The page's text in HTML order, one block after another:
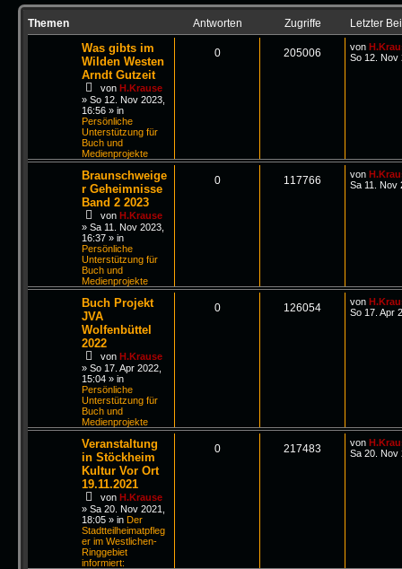
Themen Antworten Zugriffe Letzter
Was gibts im
Wilden Westen
Arndt Gutzeit
von H.Krause
» So 12. Nov 2023,
16:56 » in
Persönliche
Unterstützung für
Buch und
Medienprojekte
0 205006 von
So 12. Nov
Braunschweige
r Geheimnisse
Band 2 2023
von H.Krause
» Sa 11. Nov 2023,
16:37 » in
Persönliche
Unterstützung für
Buch und
Medienprojekte
0 117766 von
Sa 11. Nov
Buch Projekt
JVA
Wolfenbüttel
2022
von H.Krause
» So 17. Apr 2022,
15:04 » in
Persönliche
Unterstützung für
Buch und
Medienprojekte
0 126054 von
So 17. Apr
Veranstaltung
in Stöckheim
Kultur Vor Ort
19.11.2021
von H.Krause
» Sa 20. Nov 2021,
18:05 » in Der
Stadtteilheimatpfleg
er im Westlichen-
Ringgebiet
informiert:
0 217483 von
Sa 20. Nov